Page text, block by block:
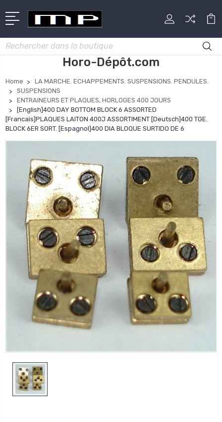
Rechercher
Horo-Dépôt.com
Home
LA MARCHE. ECHAPPEMENTS. SUSPENSIONS. PENDULES.
SUSPENSIONS
ENTRAINEURS ET PLAQUES, HORLOGES 400 JOURS
[English]400 DAY BOTTOM BLOCK 6 ASSORTED
[Francais]PLAQUES LAITON 400J ASSORTIMENT [Deutsch]400 TGE.
BLOCK 6ER SORT. [Espagnol]400 DIA BLOQUE SURTIDO DE 6